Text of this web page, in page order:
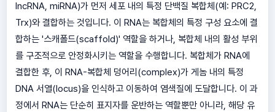
lncRNA, miRNA)가 먼저 세포 내의 특정 단백질 복합체(예: PRC2,
Trx)와 결합하는 것입니다. 이 RNA는 복합체의 특정 구성 요소에 결
합하는 '스캐폴드(scaffold)' 역할을 하거나, 복합체 내의 활성 부위
를 구조적으로 안정화시키는 역할을 수행합니다. 복합체가 RNA에
결합한 후, 이 RNA-복합체 덩어리(complex)가 게놈 내의 특정
DNA 서열(locus)을 인식하고 이동하여 염색질에 도달합니다. 이 과
정에서 RNA는 단순히 표지자를 운반하는 역할뿐만 아니라, 해당 유